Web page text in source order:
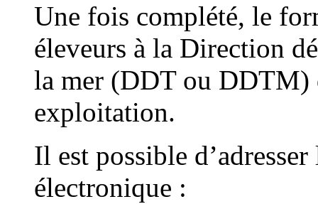
Une fois complété, le
éleveurs à la Direction
la mer (DDT ou DDTM)
exploitation.
Il est possible
électronique :